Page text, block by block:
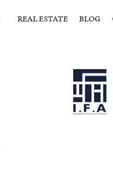
REAL ESTATE BLOG